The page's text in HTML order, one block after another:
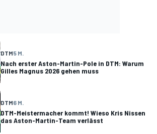
DTM5 M.
Nach erster Aston-Martin-Pole in DTM: Warum
Gilles Magnus 2026 gehen muss
DTM6 M.
DTM-Meistermacher kommt! Wieso Kris Nissen
das Aston-Martin-Team verlässt